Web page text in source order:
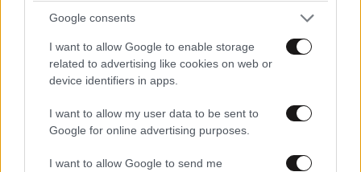
Google consents
I want to allow Google to enable storage
related to advertising like cookies on web or
device identifiers in apps.
I want to allow my user data to be sent to
Google for online advertising purposes.
I want to allow Google to send me
της τραγούδι